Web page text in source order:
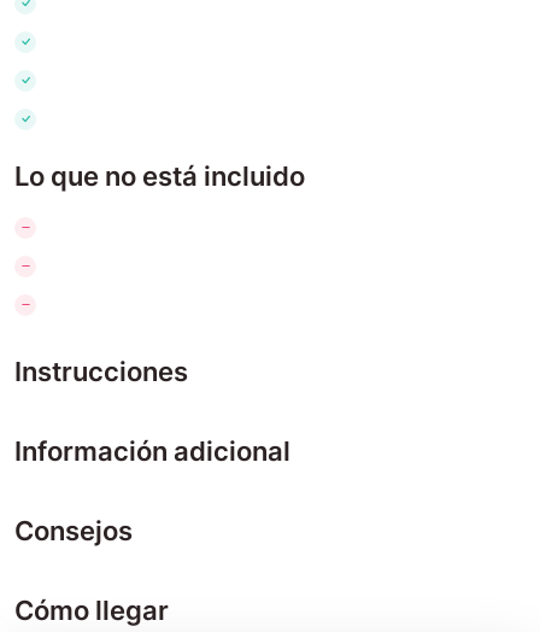
Lo que no está incluido
Instrucciones
Información adicional
Consejos
Cómo llegar